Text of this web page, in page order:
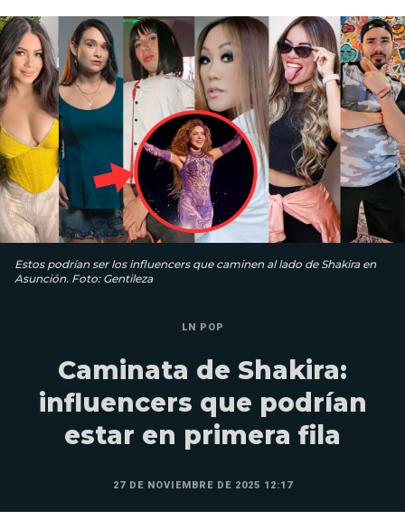
Estos podrían ser los influencers que caminen al lado de Shakira en
Asunción. Foto: Gentileza
LN POP
Caminata de Shakira:
influencers que podrían
estar en primera fila
27 DE NOVIEMBRE DE 2025 12:17